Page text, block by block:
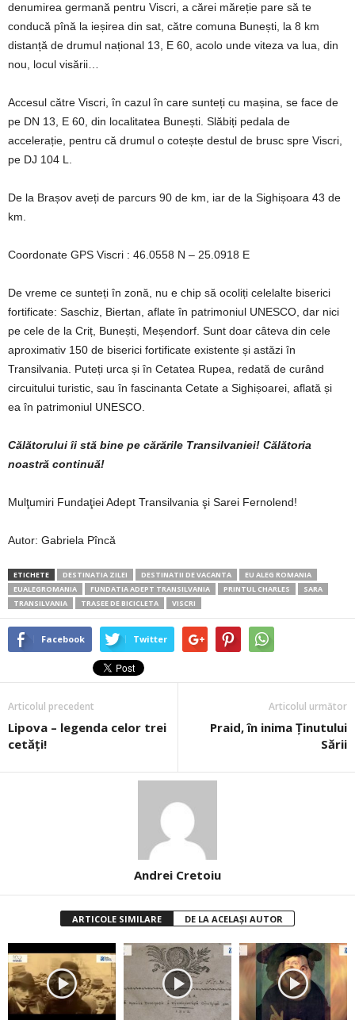
denumirea germană pentru Viscri, a cărei măreție pare să te
conducă pînă la ieșirea din sat, către comuna Bunești, la 8 km
distanță de drumul național 13, E 60, acolo unde viteza va lua, din
nou, locul visării…
Accesul către Viscri, în cazul în care sunteți cu mașina, se face de
pe DN 13, E 60, din localitatea Bunești. Slăbiți pedala de
accelerație, pentru că drumul o cotește destul de brusc spre Viscri,
pe DJ 104 L.
De la Brașov aveți de parcurs 90 de km, iar de la Sighișoara 43 de
km.
Coordonate GPS Viscri : 46.0558 N – 25.0918 E
De vreme ce sunteți în zonă, nu e chip să ocoliți celelalte biserici
fortificate: Saschiz, Biertan, aflate în patrimoniul UNESCO, dar nici
pe cele de la Criț, Bunești, Meșendorf. Sunt doar câteva din cele
aproximativ 150 de biserici fortificate existente și astăzi în
Transilvania. Puteți urca și în Cetatea Rupea, redată de curând
circuitului turistic, sau în fascinanta Cetate a Sighișoarei, aflată și
ea în patrimoniul UNESCO.
Călătorului îi stă bine pe cărările Transilvaniei! Călătoria
noastră continuă!
Mulţumiri Fundaţiei Adept Transilvania şi Sarei Fernolend!
Autor: Gabriela Pîncă
ETICHETE DESTINATIA ZILEI DESTINATII DE VACANTA
EU ALEG ROMANIA
EUALEGROMANIA
FUNDATIA ADEPT TRANSILVANIA PRINTUL CHARLES
SARA
TRANSILVANIA
TRASEE DE BICICLETA VISCRI
Facebook Twitter
Articolul precedent
Lipova – legenda celor trei
cetăți!
Articolul următor
Praid, în inima Ținutului
Sării
Andrei Cretoiu
ARTICOLE SIMILARE DE LA ACELAȘI AUTOR